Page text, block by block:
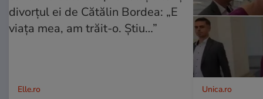
Elle.ro Unica.ro